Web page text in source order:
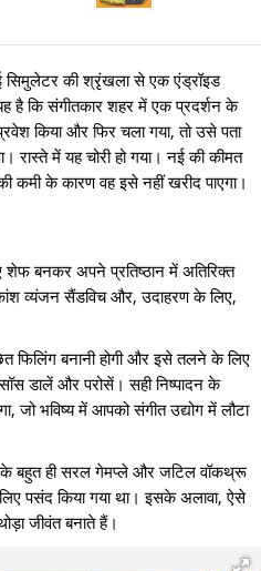
सिमुलेटर की श्रृंखला से एक एंड्रॉइड
है कि संगीतकार शहर में एक प्रदर्शन के
किया और फिर चला गया, तो उसे पता
रास्ते में यह चोरी हो गया। नई की कीमत
के कारण वह इसे नहीं खरीद पाएगा।
बनकर अपने प्रतिष्ठान में अतिरिक्त
व्यंजन सैंडविच और, उदाहरण के लिए,
फिलिंग बनानी होगी और इसे तलने के लिए
डालें और परोसें। सही निष्पादन के
जो भविष्य में आपको संगीत उद्योग में लौटा
बहुत ही सरल गेमप्ले और जटिल वॉकथ्रू
पसंद किया गया था। इसके अलावा, ऐसे
जीवंत बनाते हैं।